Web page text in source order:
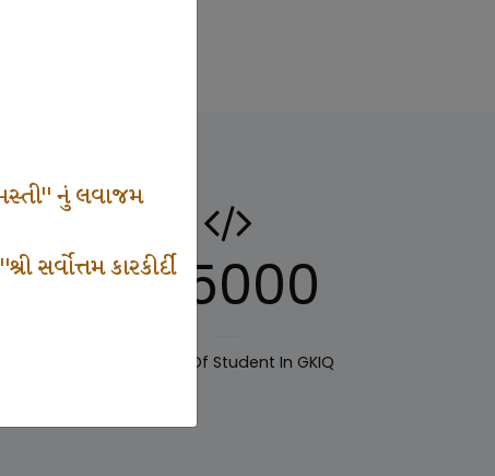
નું લવાજમ
કારકીર્દી125000
Number Of Student In GKIQ